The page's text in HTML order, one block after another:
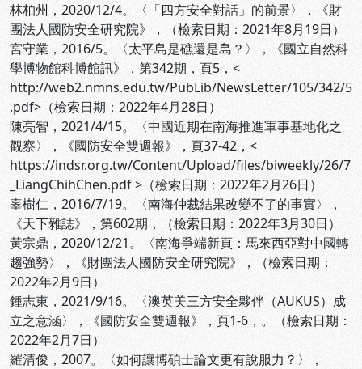
林柏州，2020/12/4。〈「四方安全對話」的前景〉，《財
團法人國防安全研究院》，
（檢索日期：2021年8月19日）
宮守業，2016/5。〈太平島是礁還是島？〉，《國立自然科
學博物館科博館訊》，第342期，頁5，<
http://web2.nmns.edu.tw/PubLib/NewsLetter/105/342/5
.pdf>（檢索日期：2022年4月28日）
陳亮智，2021/4/15。〈中國近期在南海推進軍事基地化之
觀察〉，《國防安全雙週報》，頁37-42，<
https://indsr.org.tw/Content/Upload/files/biweekly/26/7
_LiangChihChen.pdf >（檢索日期：2022年2月26日）
辜樹仁，2016/7/19。〈南海仲裁結果改變不了的事實〉，
《天下雜誌》，第602期，
（檢索日期：2022年3月30日）
黃宗鼎，2020/12/21。〈南海爭端新頁：馬來西亞對中國轉
趨強勢〉，《財團法人國防安全研究院》，
（檢索日期：
2022年2月9日）
鍾志東，2021/9/16。〈澳英美三方安全夥伴（AUKUS）成
立之意涵〉，《國防安全雙週報》，頁1-6， 。（檢索日期：
2022年2月7日）
羅清俊，2007。〈如何讓博碩士論文更有說服力？〉，